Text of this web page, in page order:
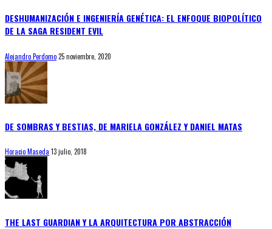
DESHUMANIZACIÓN E INGENIERÍA GENÉTICA: EL ENFOQUE BIOPOLÍTICO
DE LA SAGA RESIDENT EVIL
Alejandro Perdomo25 noviembre, 2020
DE SOMBRAS Y BESTIAS, DE MARIELA GONZÁLEZ Y DANIEL MATAS
Horacio Maseda 13 julio, 2018
THE LAST GUARDIAN Y LA ARQUITECTURA POR ABSTRACCIÓN